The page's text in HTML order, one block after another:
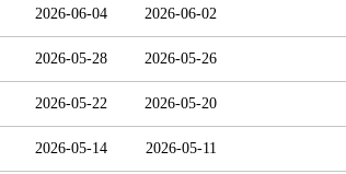
2026-06-04 2026-06-02
2026-05-28 2026-05-26
2026-05-22 2026-05-20
2026-05-14 2026-05-11